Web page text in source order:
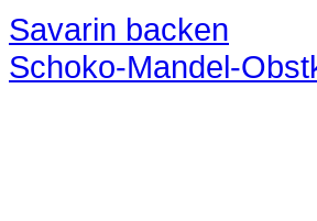
Savarin backen
Schoko-Mandel-